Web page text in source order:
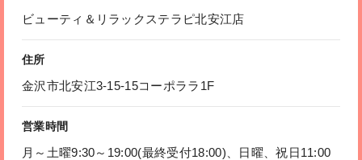
ビューティ＆リラックステラピ北安江店
住所
金沢市北安江3-15-15コーポララ1F
営業時間
月～土曜9:30～19:00(最終受付18:00)、日曜、祝日11:00